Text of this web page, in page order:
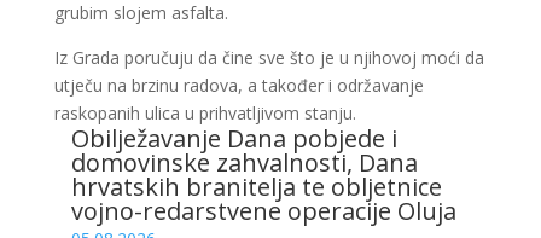
grubim slojem asfalta.
Iz Grada poručuju da čine sve što je u njihovoj moći da
utječu na brzinu radova, a također i održavanje
raskopanih ulica u prihvatljivom stanju.
Obilježavanje Dana pobjede i
domovinske zahvalnosti, Dana
hrvatskih branitelja te obljetnice
vojno-redarstvene operacije Oluja